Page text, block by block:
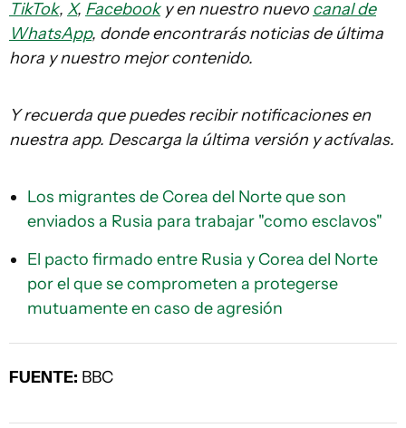
TikTok, X, Facebooky en nuestro nuevo canal de
WhatsApp, donde encontrarás noticias de última
hora y nuestro mejor contenido.
Y recuerda que puedes recibir notificaciones en
nuestra app. Descarga la última versión y actívalas.
Los migrantes de Corea del Norte que son
enviados a Rusia para trabajar "como esclavos"
El pacto firmado entre Rusia y Corea del Norte
por el que se comprometen a protegerse
mutuamente en caso de agresión
FUENTE: BBC